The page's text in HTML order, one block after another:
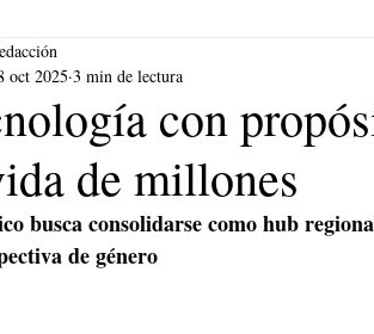
con
de millones
oct 2025 3 min de lectura
busca consolidarse como hub
de género